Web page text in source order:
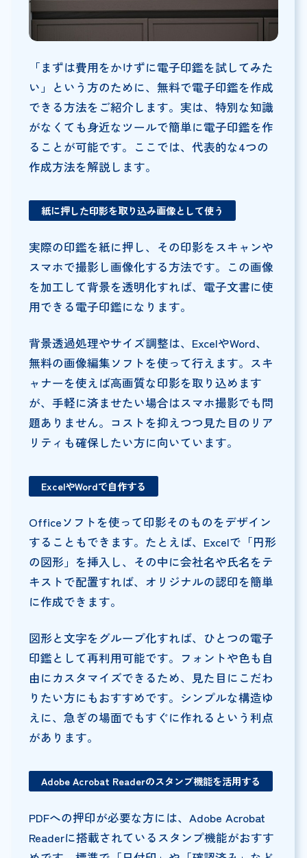
「まずは費用をかけずに電子印鑑を試してみた
い」という方のために、無料で電子印鑑を作成
できる方法をご紹介します。実は、特別な知識
がなくても身近なツールで簡単に電子印鑑を作
ることが可能です。ここでは、代表的な4つの
作成方法を解説します。
紙に押した印影を取り込み画像として使う
実際の印鑑を紙に押し、その印影をスキャンや
スマホで撮影し画像化する方法です。この画像
を加工して背景を透明化すれば、電子文書に使
用できる電子印鑑になります。
背景透過処理やサイズ調整は、ExcelやWord、
無料の画像編集ソフトを使って行えます。スキ
ャナーを使えば高画質な印影を取り込めます
が、手軽に済ませたい場合はスマホ撮影でも問
題ありません。コストを抑えつつ見た目のリア
リティも確保したい方に向いています。
ExcelやWordで自作する
Officeソフトを使って印影そのものをデザイン
することもできます。たとえば、Excelで「円形
の図形」を挿入し、その中に会社名や氏名をテ
キストで配置すれば、オリジナルの認印を簡単
に作成できます。
図形と文字をグループ化すれば、ひとつの電子
印鑑として再利用可能です。フォントや色も自
由にカスタマイズできるため、見た目にこだわ
りたい方にもおすすめです。シンプルな構造ゆ
えに、急ぎの場面でもすぐに作れるという利点
があります。
Adobe Acrobat Readerのスタンプ機能を活用する
PDFへの押印が必要な方には、Adobe Acrobat
Readerに搭載されているスタンプ機能がおすす